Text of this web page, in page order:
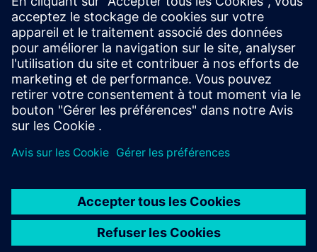
Degré de protection élevé (IP65), norme MIL-STD-
810H pour de bonnes performances dans des
conditions extrêmes. La tablette PC industrielle est
conçue pour des températures de fonctionnement
comprises entre -20 et +60 °C (en mode adaptateur).